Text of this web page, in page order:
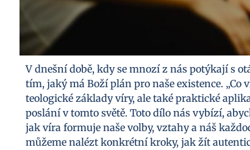
V dnešní době, kdy se mnozí z nás potýkají s
tím, jaký má Boží plán pro naše existence.
teologické základy víry, ale také praktické
poslání v tomto světě. Toto dílo nás vybízí,
jak víra formuje naše volby, vztahy a náš
můžeme nalézt konkrétní kroky, jak žít